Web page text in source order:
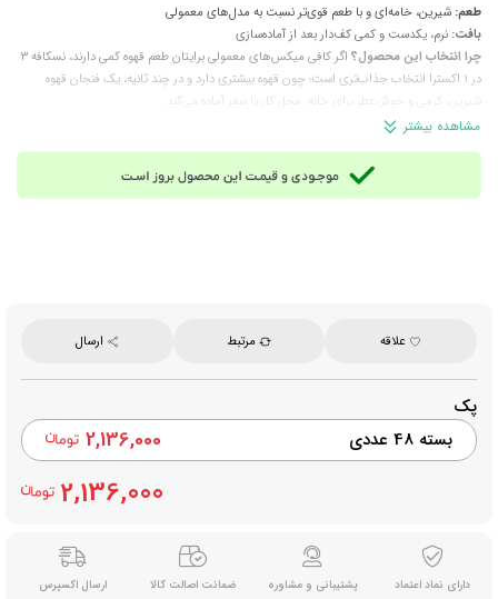
طعم: شیرین، خامه‌ای و با طعم قوی‌تر نسبت به مدل‌های معمولی
بافت: نرم، یکدست و کمی کف‌دار بعد از آماده‌سازی
چرا انتخاب این محصول؟
اگر کافی میکس‌های معمولی برایتان طعم قهوه کمی دارند، نسکافه ۳
در ۱ اکسترا انتخاب جذاب‌تری است؛ چون قهوه بیشتری دارد و در چند ثانیه، یک فنجان قهوه
شیرین، کرمی و خوش‌عطر برای خانه، محل کار یا سفر آماده می‌کند.
ترکیبات:شکر، کافی کریمر، گلوکز، روغن گیاهی، قهوه فوری، تنظیم‌کننده‌های اسیدیته، پروتئین
این محصول حاوی شیر و ممکن است حاوی گلوتن باشد؛ در صورت حساسیت به این
مواد، در مصرف آن احتیاط کنید.
۷۹۲ گرم
مشاهده بیشتر
علاقه مرتبط ارسال
پک
بسته 48 عددی
2,136,000
2,136,000
دارای نماد اعتماد پشتیبانی و مشاوره ضمانت اصالت کالا ارسال اکسپرس